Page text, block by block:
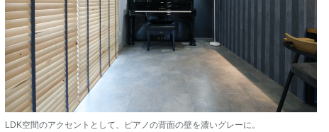
LDK空間のアクセントとして、ピアノの背面の壁を濃いグレーに。